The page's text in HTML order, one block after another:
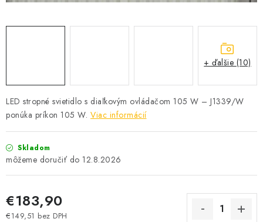
OBCHODNÉ PODMIENKY
Reklamácie a formulár na odstúpenie od zmluvy
Obchodné podmienky
Podmienky ochrany osobných údajov
O nás - MEGALED & JANTON Zákamenné
Zľavy pre profíkov
LED stropné svietidlo s diaľkovým ovládačom 105 W – J1339/W
ponúka príkon 105 W. Viac informácií
Skladom
12.8.2026
€183,90
€149,51 bez DPH
+ ďalšie (10)